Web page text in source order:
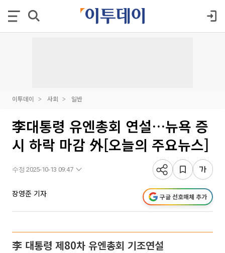
이투데이 사회 일반
李대통령 유엔총회 연설…뉴욕 증
시 하락 마감 外[오늘의 주요뉴스]
수정 2025-10-13 09:47
장영준 기자 구글 선호매체 추가
李 대통령 제80차 유엔총회 기조연설